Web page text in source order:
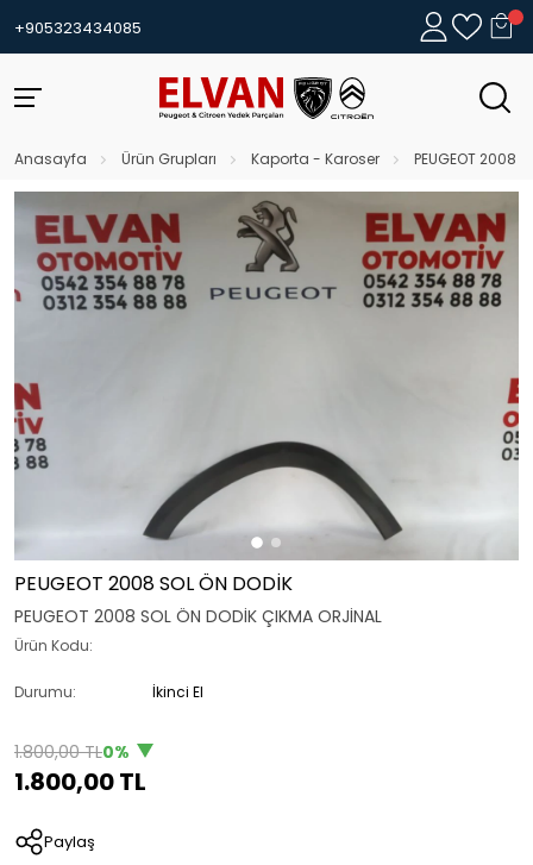
+905323434085
Anasayfa Ürün Grupları Kaporta - Karoser PEUGEOT 2008
PEUGEOT 2008 SOL ÖN DODİK
PEUGEOT 2008 SOL ÖN DODİK ÇIKMA ORJİNAL
Ürün Kodu:
Durumu: İkinci El
1.800,00 TL0%
1.800,00 TL
Paylaş